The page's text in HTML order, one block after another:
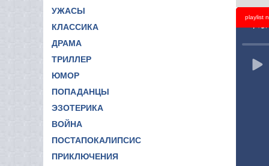
УЖАСЫ
КЛАССИКА
ДРАМА
ТРИЛЛЕР
ЮМОР
ПОПАДАНЦЫ
ЭЗОТЕРИКА
ВОЙНА
ПОСТАПОКАЛИПСИС
ПРИКЛЮЧЕНИЯ
playlist